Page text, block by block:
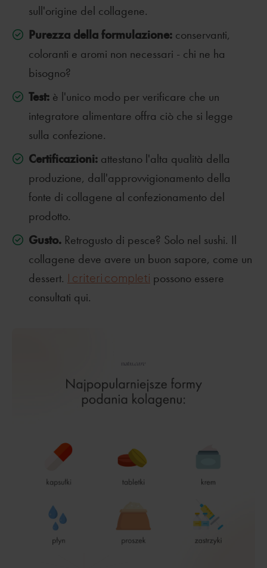
sull'origine del collagene.
Purezza della formulazione: conservanti,
coloranti e aromi non necessari - chi ne ha
bisogno?
Test: è l'unico modo per verificare che un
integratore alimentare offra ciò che si legge
sulla confezione.
Certificazioni: attestano l'alta qualità della
produzione, dall'approvvigionamento della
fonte di collagene al confezionamento del
prodotto.
Gusto. Retrogusto di pesce? Solo nel sushi. Il
collagene deve avere un buon sapore, come un
dessert. I criteri completi possono essere
consultati qui.